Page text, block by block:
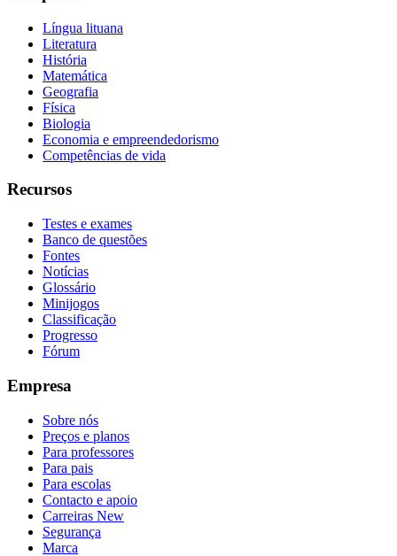
Língua lituana
Literatura
História
Matemática
Geografia
Física
Biologia
Economia e empreendedorismo
Competências de vida
Recursos
Testes e exames
Banco de questões
Fontes
Notícias
Glossário
Minijogos
Classificação
Progresso
Fórum
Empresa
Sobre nós
Preços e planos
Para professores
Para pais
Para escolas
Contacto e apoio
Carreiras New
Segurança
Marca